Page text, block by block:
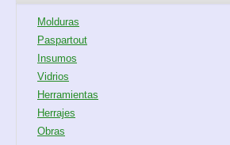
Molduras
Paspartout
Insumos
Vidrios
Herramientas
Herrajes
Obras